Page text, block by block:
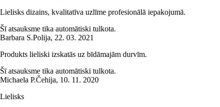
Lielisks dizains, kvalitatīva uzlīme profesionālā iepakojumā.
Šī atsauksme tika automātiski tulkota.
Barbara S.Polija, 22. 03. 2021
Produkts lieliski izskatās uz bīdāmajām durvīm.
Šī atsauksme tika automātiski tulkota.
Michaela P.Čehija, 10. 11. 2020
Lielisks